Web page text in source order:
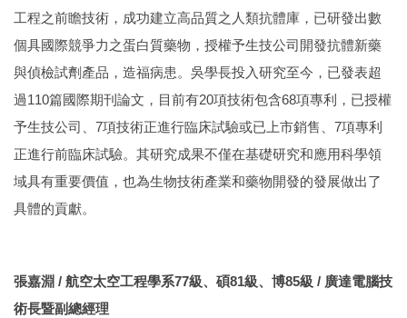
工程之前瞻技術，成功建立高品質之人類抗體庫，已研發出數
個具國際競爭力之蛋白質藥物，授權予生技公司開發抗體新藥
與偵檢試劑產品，造福病患。吳學長投入研究至今，已發表超
過110篇國際期刊論文，目前有20項技術包含68項專利，已授權
予生技公司、7項技術正進行臨床試驗或已上市銷售、7項專利
正進行前臨床試驗。其研究成果不僅在基礎研究和應用科學領
域具有重要價值，也為生物技術產業和藥物開發的發展做出了
具體的貢獻。
張嘉淵 / 航空太空工程學系77級、碩81級、博85級 / 廣達電腦技
術長暨副總經理